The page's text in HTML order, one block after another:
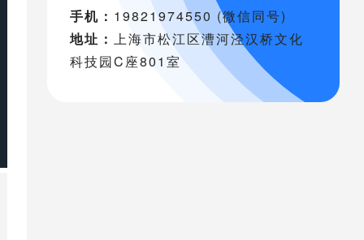
手机： 19821974550 (微信同号)
地址：上海市松江区漕河泾汉桥文化
科技园C座801室